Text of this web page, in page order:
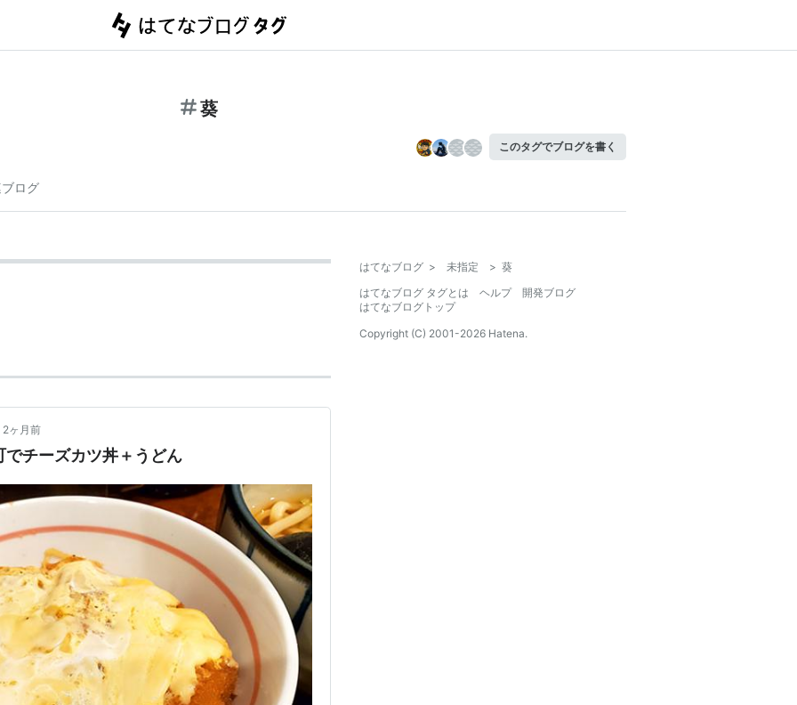
葵
このタグでブログを書く
ログ
2ヶ月前
チーズカツ丼＋うどん
はてなブログ > 未指定 > 葵
はてなブログ タグとは
ヘルプ
開発ブログ
はてなブログトップ
Copyright (C) 2001-2026 Hatena.